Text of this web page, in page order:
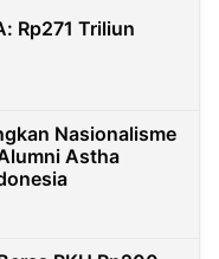
Rp271 Triliun
Nasionalisme
Astha